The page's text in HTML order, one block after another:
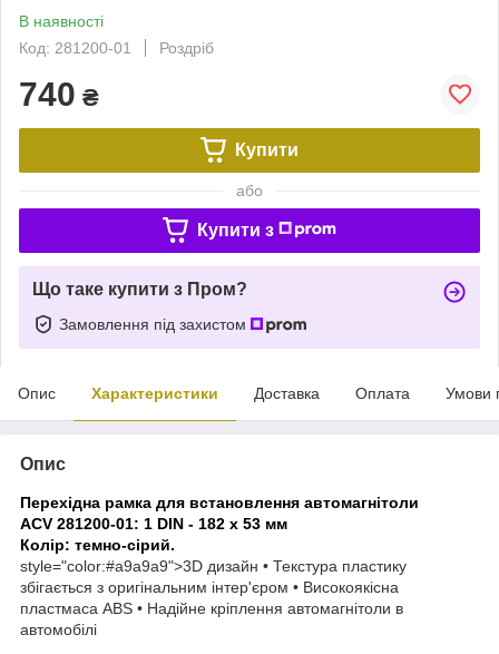
В наявності
Код: 281200-01
Роздріб
740 ₴
Купити
або
Купити з
Що таке купити з Пром?
Замовлення під захистом
Опис Характеристики Доставка Оплата Умови
Опис
Перехідна рамка для встановлення автомагнітоли
ACV 281200-01: 1 DIN - 182 x 53 мм
Колір: темно-сірий.
style="color:#a9a9a9">3D дизайн • Текстура пластику
збігається з оригінальним інтер'єром • Високоякісна
пластмаса ABS • Надійне кріплення автомагнітоли в
автомобілі